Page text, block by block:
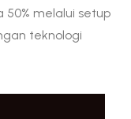
melalui setup
teknologi